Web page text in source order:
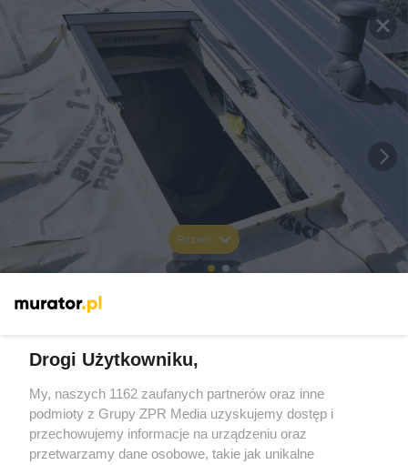
Rozwiń
Drogi Użytkowniku,
My, naszych 1162 zaufanych partnerów oraz inne
podmioty z Grupy ZPR Media uzyskujemy dostęp i
przechowujemy informacje na urządzeniu oraz
przetwarzamy dane osobowe, takie jak unikalne